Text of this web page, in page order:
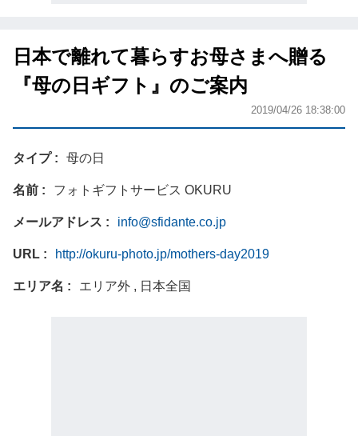
日本で離れて暮らすお母さまへ贈る
『母の日ギフト』のご案内
2019/04/26 18:38:00
タイプ 母の日
名前 フォトギフトサービス OKURU
メールアドレス info@sfidante.co.jp
URL http://okuru-photo.jp/mothers-day2019
エリア名 エリア外 , 日本全国